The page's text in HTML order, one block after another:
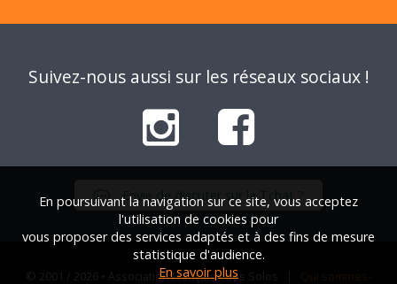
Suivez-nous aussi sur les réseaux sociaux !
Envie de discuter sur le Tchat ?
© 2001 / 2026 • Association Française des Solos | Qui sommes-
En poursuivant la navigation sur ce site, vous acceptez
l'utilisation de cookies pour
vous proposer des services adaptés et à des fins de mesure
statistique d'audience.
En savoir plus